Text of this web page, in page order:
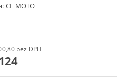
CF MOTO
od €100,80 bez DPH